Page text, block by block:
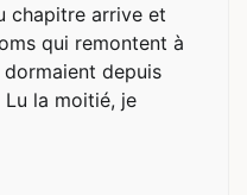
chapitre arrive et
qui remontent à
depuis
la moitié, je